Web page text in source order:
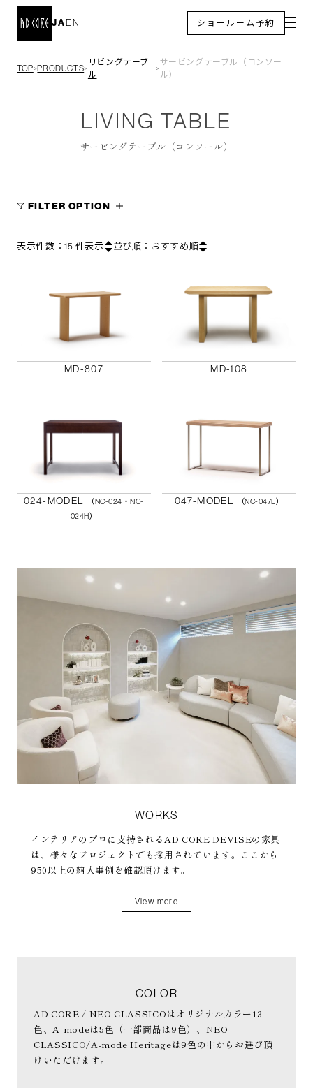
EN
JA ショールーム予約
TOP＞PRODUCTS＞
リビングテーブ
ル
＞
サービングテーブル（コンソー
ル）
LIVING TABLE
サービングテーブル（コンソール）
FILTER OPTION
表示件数：15 件表示 並び順： おすすめ順
MD-807 MD-108
024-MODEL
（NC-024・NC-
024H）
047-MODEL （NC-047L）
WORKS
インテリアのプロに支持されるAD CORE DEVISEの家具
は、様々なプロジェクトでも採用されています。ここから
950以上の納入事例を確認頂けます。
View more
COLOR
AD CORE / NEO CLASSICOはオリジナルカラー13
色、A-modeは5色（一部商品は9色）、NEO
CLASSICO/A-mode Heritageは9色の中からお選び頂
けいただけます。